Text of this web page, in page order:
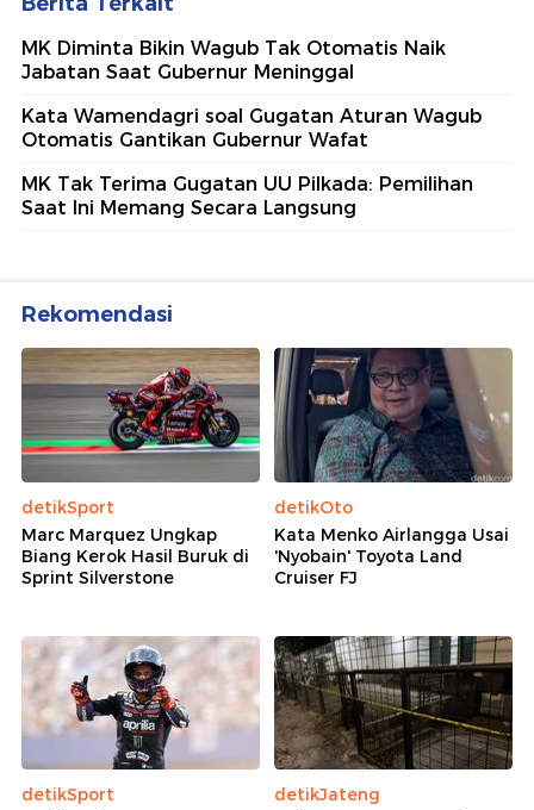
MK Diminta Bikin Wagub Tak Otomatis Naik
Jabatan Saat Gubernur Meninggal
Kata Wamendagri soal Gugatan Aturan Wagub
Otomatis Gantikan Gubernur Wafat
MK Tak Terima Gugatan UU Pilkada: Pemilihan
Saat Ini Memang Secara Langsung
Rekomendasi
detikSport
Marc Marquez Ungkap
Biang Kerok Hasil Buruk di
Sprint Silverstone
detikOto
Kata Menko Airlangga Usai
'Nyobain' Toyota Land
Cruiser FJ
detikSport
detikJateng